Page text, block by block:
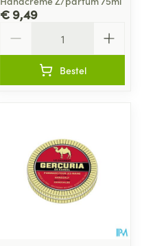
€ 9,49
Bestel